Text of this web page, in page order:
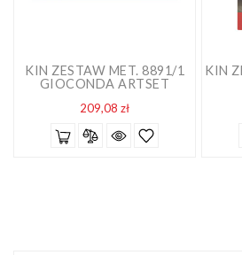
KIN ZESTAW MET. 8891/1
GIOCONDA ARTSET
209,08 złCena
KIN